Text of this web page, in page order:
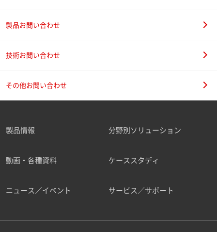
製品お問い合わせ
技術お問い合わせ
その他お問い合わせ
製品情報 分野別ソリューション
動画・各種資料 ケーススタディ
ニュース／イベント サービス／サポート